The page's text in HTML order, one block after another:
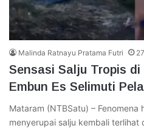
Malinda Ratnayu Pratama Futri
Sensasi Salju Tropis
Embun Es Selimuti
Mataram (NTBSatu) – Fenomena
menyerupai salju kembali terlihat